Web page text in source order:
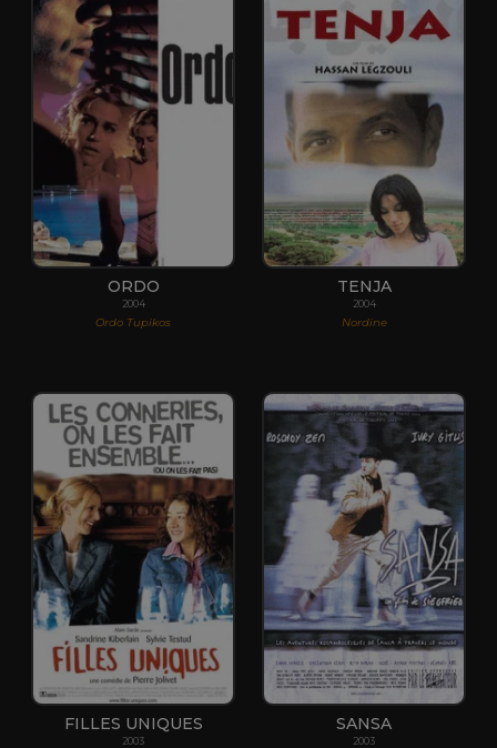
ORDO
2004
Ordo Tupikos
TENJA
2004
Nordine
FILLES UNIQUES
2003
SANSA
2003